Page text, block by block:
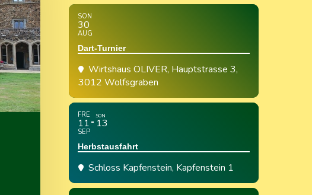
SON
30
AUG
Dart-Turnier
Wirtshaus OLIVER, Hauptstrasse 3,
3012 Wolfsgraben
FRE
11
SEP
SON
13
Herbstausfahrt
Schloss Kapfenstein, Kapfenstein 1